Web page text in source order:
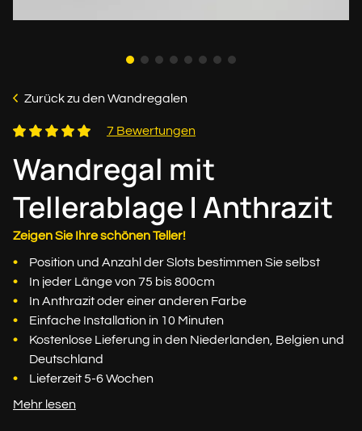
Zurück zu den Wandregalen
7 Bewertungen
Wandregal mit
Tellerablage | Anthrazit
Zeigen Sie Ihre schönen Teller!
Position und Anzahl der Slots bestimmen Sie selbst
In jeder Länge von 75 bis 800cm
In Anthrazit oder einer anderen Farbe
Einfache Installation in 10 Minuten
Kostenlose Lieferung in den Niederlanden, Belgien und
Deutschland
Lieferzeit 5-6 Wochen
Mehr lesen